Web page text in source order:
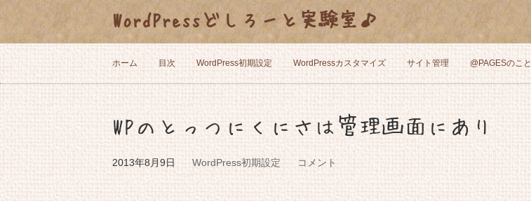
WordPressどしろーと実験室♪
ホーム 目次 WordPress初期設定 WordPressカスタマイズ サイト管理 @PAGESのこと
WPのとっつにくにさは管理画面にあり
2013年8月9日 WordPress初期設定 コメント